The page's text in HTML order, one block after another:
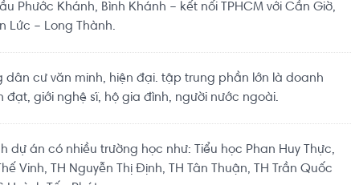
Phước Khánh, Bình Khánh – kết nối TPHCM với Cần Giờ,
Lức – Long Thành.
dân cư văn minh, hiện đại. tập trung phần lớn là doanh
đạt, giới nghệ sĩ, hộ gia đình, người nước ngoài.
dự án có nhiều trường học như: Tiểu học Phan Huy Thực,
Vinh, TH Nguyễn Thị Định, TH Tân Thuận, TH Trần Quốc